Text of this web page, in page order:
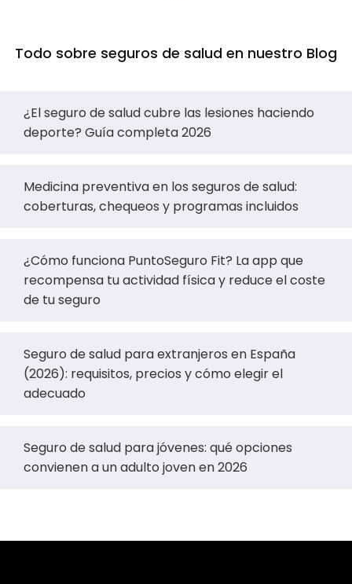
Todo sobre seguros de salud en nuestro Blog
¿El seguro de salud cubre las lesiones haciendo
deporte? Guía completa 2026
Medicina preventiva en los seguros de salud:
coberturas, chequeos y programas incluidos
¿Cómo funciona PuntoSeguro Fit? La app que
recompensa tu actividad física y reduce el coste
de tu seguro
Seguro de salud para extranjeros en España
(2026): requisitos, precios y cómo elegir el
adecuado
Seguro de salud para jóvenes: qué opciones
convienen a un adulto joven en 2026